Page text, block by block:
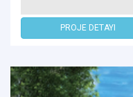
PROJE DETAYI